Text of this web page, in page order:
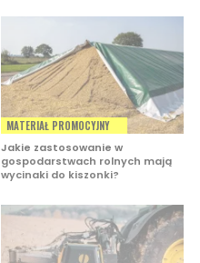
MATERIAŁ PROMOCYJNY
Jakie zastosowanie w
gospodarstwach rolnych mają
wycinaki do kiszonki?